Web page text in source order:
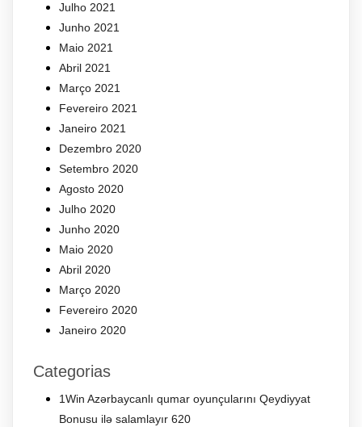
Julho 2021
Junho 2021
Maio 2021
Abril 2021
Março 2021
Fevereiro 2021
Janeiro 2021
Dezembro 2020
Setembro 2020
Agosto 2020
Julho 2020
Junho 2020
Maio 2020
Abril 2020
Março 2020
Fevereiro 2020
Janeiro 2020
Categorias
1Win Azərbaycanlı qumar oyunçularını Qeydiyyat
Bonusu ilə salamlayır 620